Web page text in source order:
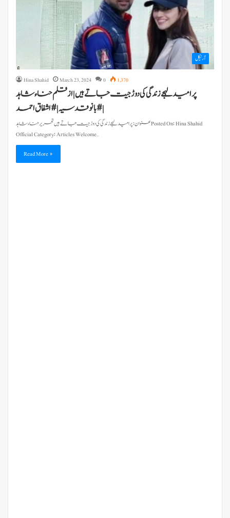
آرٹیکل
Hina Shahid March 23, 2024 0 1,370
پر امید لہجے زندگی کی دوڑ جیت جاتے ہیں | از قلم حناء شاہد
|#بانوقدسیہ | #اشفاق احمد
عنوان: پرامید لہجے زندگی کی دوڑ جیت جاتے ہیں تحریر حناء شاہد Posted On: Hina Shahid
Official Category: Articles Welcome…
Read More »